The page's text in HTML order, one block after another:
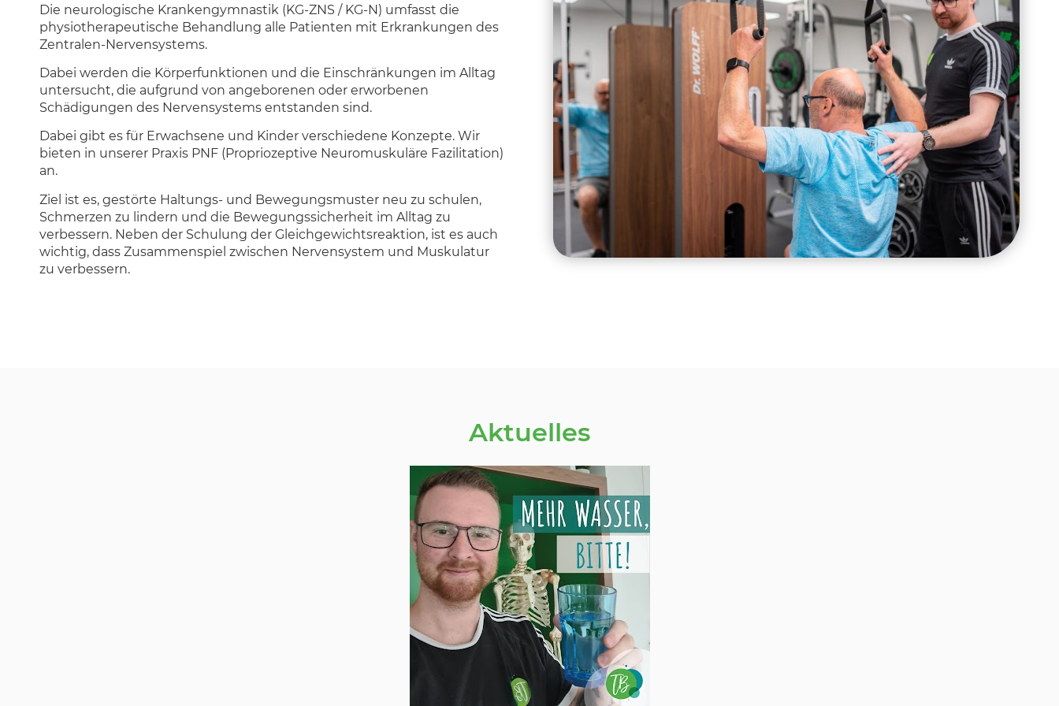
Die neurologische Krankengymnastik (KG-ZNS / KG-N) umfasst die
physiotherapeutische Behandlung alle Patienten mit Erkrankungen des
Zentralen-Nervensystems.
Dabei werden die Körperfunktionen und die Einschränkungen im Alltag
untersucht, die aufgrund von angeborenen oder erworbenen
Schädigungen des Nervensystems entstanden sind.
Dabei gibt es für Erwachsene und Kinder verschiedene Konzepte. Wir
bieten in unserer Praxis PNF (Propriozeptive Neuromuskuläre Fazilitation)
an.
Ziel ist es, gestörte Haltungs- und Bewegungsmuster neu zu schulen,
Schmerzen zu lindern und die Bewegungssicherheit im Alltag zu
verbessern. Neben der Schulung der Gleichgewichtsreaktion, ist es auch
wichtig, dass Zusammenspiel zwischen Nervensystem und Muskulatur
zu verbessern.
Aktuelles